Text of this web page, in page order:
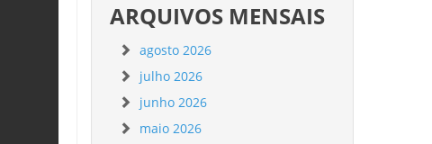
ARQUIVOS MENSAIS
agosto 2026
julho 2026
junho 2026
maio 2026